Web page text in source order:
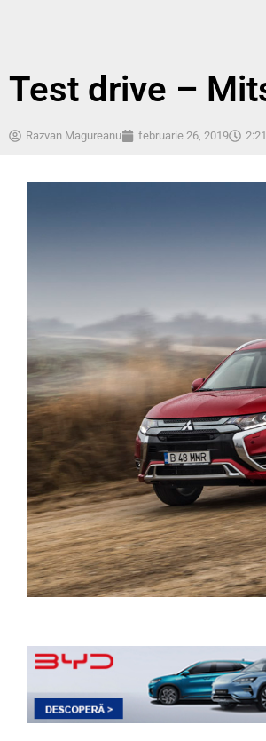
Test drive –
Razvan Magureanu februarie 26, 2019